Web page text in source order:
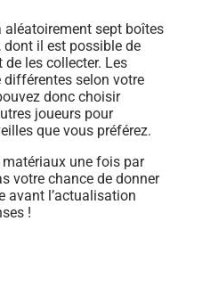
aléatoirement sept boîtes
il est possible de
les collecter. Les
différentes selon votre
donc choisir
joueurs pour
que vous préférez.
une fois par
votre chance de donner
avant l’actualisation
!